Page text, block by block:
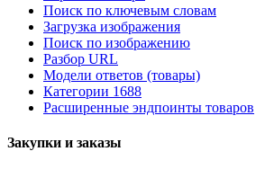
Поиск по ключевым словам
Загрузка изображения
Поиск по изображению
Разбор URL
Модели ответов (товары)
Категории 1688
Расширенные эндпоинты товаров
Закупки и заказы